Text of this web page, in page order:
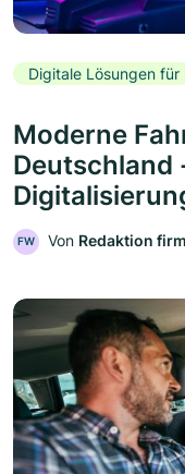
Digitale Lösungen für
Moderne
Deutschland
FW Von Redaktion